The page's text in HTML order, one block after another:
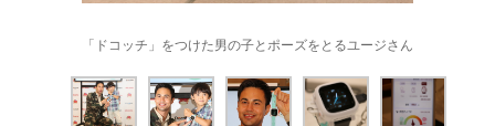
「ドコッチ」をつけた男の子とポーズをとるユージさん